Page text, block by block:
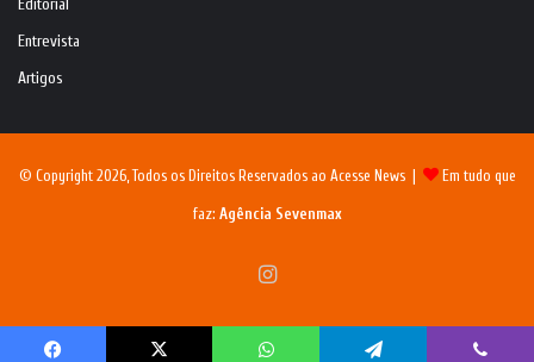
Editorial
Entrevista
Artigos
© Copyright 2026, Todos os Direitos Reservados ao Acesse News | Em tudo que
faz: Agência Sevenmax
Instagram